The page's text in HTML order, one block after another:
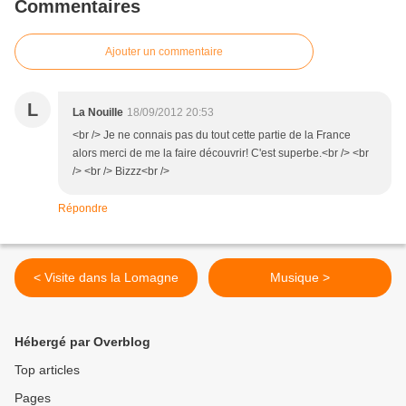
Commentaires
Ajouter un commentaire
L La Nouille 18/09/2012 20:53
<br /> Je ne connais pas du tout cette partie de la France
alors merci de me la faire découvrir! C'est superbe.<br /> <br
/> <br /> Bizzz<br />
Répondre
< Visite dans la Lomagne Musique >
Hébergé par Overblog
Top articles
Pages